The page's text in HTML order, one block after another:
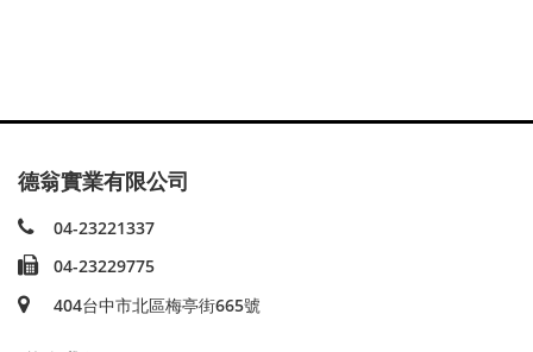
德翁實業有限公司
04-23221337
04-23229775
404台中市北區梅亭街665號